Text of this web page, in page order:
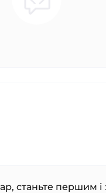
станьте першим і